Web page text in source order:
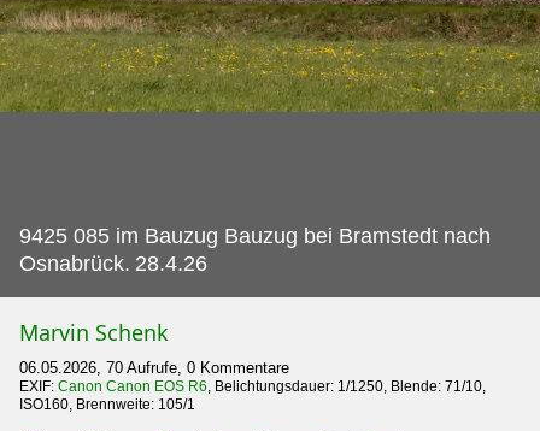
9425 085 im Bauzug Bauzug bei Bramstedt nach
Osnabrück. 28.4.26
Marvin Schenk
06.05.2026, 70 Aufrufe, 0 Kommentare
EXIF: Canon Canon EOS R6, Belichtungsdauer: 1/1250, Blende: 71/10,
ISO160, Brennweite: 105/1